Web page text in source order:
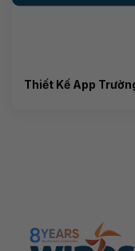
Thiết Kế App